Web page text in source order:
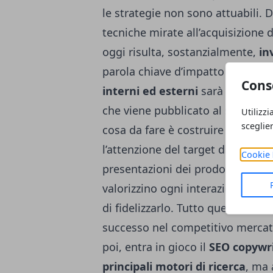
Cookie
le strategie non sono attuabili.
tecniche mirate
oggi risulta, sostanzialmente,
parola chiave d’impatto ed una
interni ed esterni sarà
che viene pubblicato al suo
cosa da fare è costruire un
l’attenzione del target di
presentazioni dei prodotti,
valorizzino ogni interazione e
di fidelizzarlo. Tutto questo,
successo nel competitivo
poi, entra in gioco il SEO
principali motori di ricerca, ma